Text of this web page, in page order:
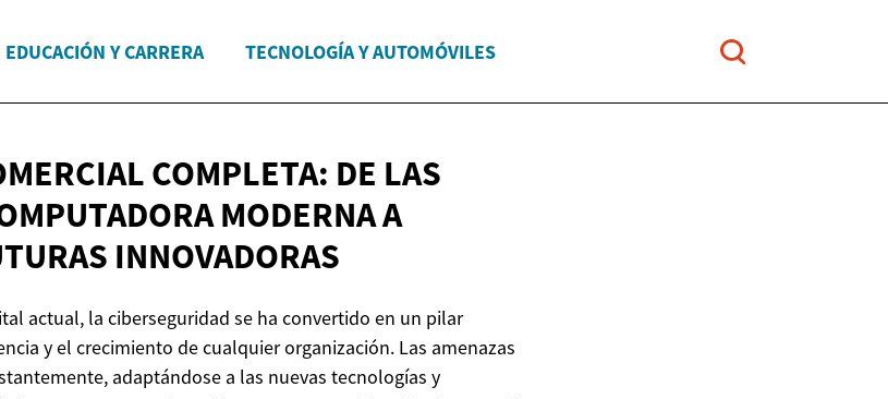
EDUCACIÓN Y CARRERA TECNOLOGÍA Y AUTOMÓVILES
COMPLETA: DE LAS
MODERNA A
INNOVADORAS
actual, la ciberseguridad se ha convertido en un pilar
y el crecimiento de cualquier organización. Las amenazas
adaptándose a las nuevas tecnologías y